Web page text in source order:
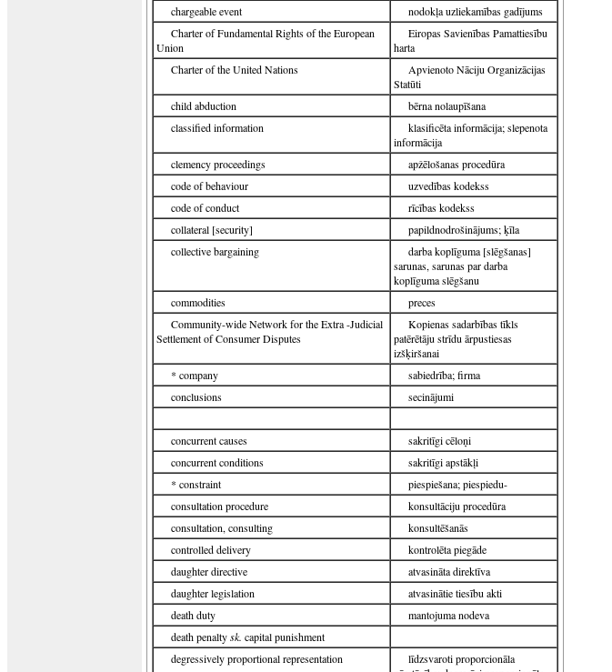
chargeable event
nodokļa uzliekamības gadījums
Charter of Fundamental Rights of the European
Union
Eiropas Savienības Pamattiesību
harta
Charter of the United Nations
Apvienoto Nāciju Organizācijas
Statūti
child abduction
bērna nolaupīšana
classified information
klasificēta informācija; slepenota
informācija
clemency proceedings
apžēlošanas procedūra
code of behaviour
uzvedības kodekss
code of conduct
rīcības kodekss
collateral [security]
papildnodrošinājums; ķīla
collective bargaining
darba koplīguma [slēgšanas]
sarunas, sarunas par darba
koplīguma slēgšanu
commodities
preces
Community-wide Network for the Extra -Judicial
Settlement of Consumer Disputes
Kopienas sadarbības tīkls
patērētāju strīdu ārpustiesas
izšķiršanai
* company
sabiedrība; firma
conclusions
secinājumi
concurrent causes
sakritīgi cēloņi
concurrent conditions
sakritīgi apstākļi
* constraint
piespiešana; piespiedu-
consultation procedure
konsultāciju procedūra
consultation, consulting
konsultēšanās
controlled delivery
kontrolēta piegāde
daughter directive
atvasināta direktīva
daughter legislation
atvasinātie tiesību akti
death duty
mantojuma nodeva
death penaltysk. capital punishment
degressively proportional representation
līdzsvaroti proporcionāla